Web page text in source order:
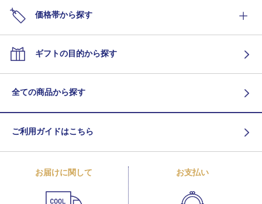
価格帯から探す
ギフトの目的から探す
全ての商品から探す
ご利用ガイドはこちら
お届けに関して お支払い